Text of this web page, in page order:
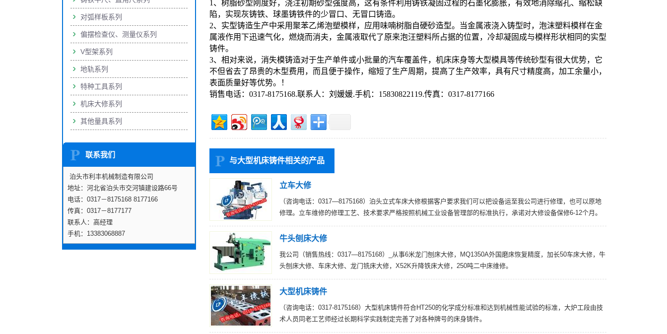
1、树脂砂型刚度好，浇注初期砂型强度高，这有条件利用铸铁凝固过程的石墨化膨胀，有效地消除缩孔、缩松缺
陷，实现灰铸铁、球墨铸铁件的少冒口、无冒口铸造。
2、实型铸造生产中采用聚苯乙烯泡塑模样，应用味喃树脂自硬砂造型。当金属液浇入铸型时，泡沫塑料模样在金
属液作用下迅速气化，燃烧而消夫，金属液取代了原来泡汪塑料所占据的位置，冷却凝固成与模样形状相同的实型
铸件。
3、相对来说，消失模铸造对于生产单件或小批量的汽车覆盖件，机床床身等大型模具等传统砂型有很大优势，它
不但省去了昂贵的木型费用，而且便于操作，缩短了生产周期，提高了生产效率，具有尺寸精度高，加工余量小，
表面质量好等优势。！
销售电话：0317-8175168.联系人：刘媛媛.手机：15830822119.传真：0317-8177166
与大型机床铸件相关的产品
立车大修
（咨询电话：0317—8175168）泊头立式车床大修根据客户要求我们可以把设备运至我公司进行修理，也可以原地
修理。立车维修的修理工艺、技术要求严格按照机械工业设备管理部的标准执行，承诺对大修设备保修6-12个月。
牛头刨床大修
我公司（销售热线：0317—8175168）_从事6米龙门刨床大修，MQ1350A外国磨床恢复精度，加长50车床大修，牛
头刨床大修、车床大修、龙门铣床大修，X52K升降铁床大修，250吨二中床维修。
大型机床铸件
（咨询电话：0317-8175168）大型机床铸件符合HT250的化学成分标准和达到机械性能试验的标准，大炉工段由技
术人员同老工艺师经过长期科学实践制定完善了对各种牌号的床身铸件。
对弧样板系列
偏摆检查仪、测量仪系列
V型架系列
地轨系列
特种工具系列
机床大修系列
其他量具系列
联系我们
泊头市利丰机械制造有限公司
地址：河北省泊头市交河镇建设路66号
电话：0317－8175168 8177166
传真：0317－8177177
联系人：高经理
手机：13383068887